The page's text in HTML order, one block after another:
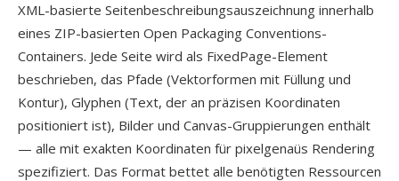
XML-basierte Seitenbeschreibungsauszeichnung innerhalb
eines ZIP-basierten Open Packaging Conventions-
Containers. Jede Seite wird als FixedPage-Element
beschrieben, das Pfade (Vektorformen mit Füllung und
Kontur), Glyphen (Text, der an präzisen Koordinaten
positioniert ist), Bilder und Canvas-Gruppierungen enthält
— alle mit exakten Koordinaten für pixelgenaüs Rendering
spezifiziert. Das Format bettet alle benötigten Ressourcen